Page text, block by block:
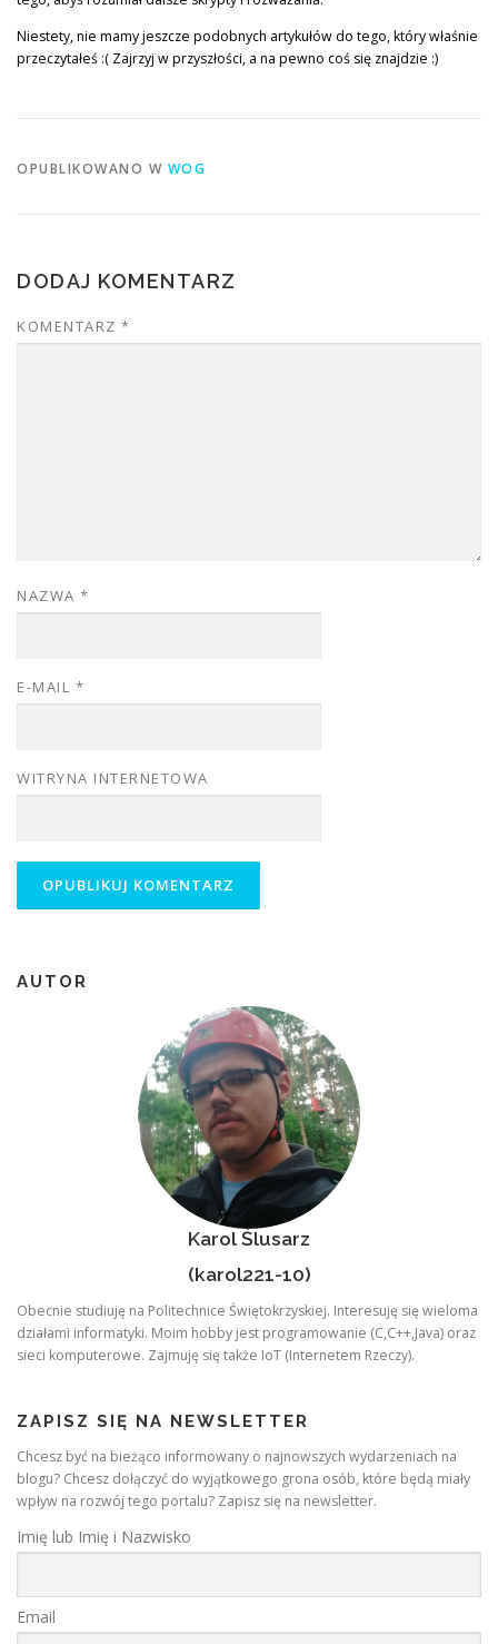
Niestety, nie mamy jeszcze podobnych artykułów do tego, który właśnie
przeczytałeś :( Zajrzyj w przyszłości, a na pewno coś się znajdzie :)
OPUBLIKOWANO W WOG
DODAJ KOMENTARZ
KOMENTARZ *
NAZWA *
E-MAIL *
WITRYNA INTERNETOWA
AUTOR
Karol Ślusarz
(karol221-10)
Obecnie studiuję na Politechnice Świętokrzyskiej. Interesuję się wieloma
działami informatyki. Moim hobby jest programowanie (C,C++,Java) oraz
sieci komputerowe. Zajmuję się także IoT (Internetem Rzeczy).
ZAPISZ SIĘ NA NEWSLETTER
Chcesz być na bieżąco informowany o najnowszych wydarzeniach na
blogu? Chcesz dołączyć do wyjątkowego grona osób, które będą miały
wpływ na rozwój tego portalu? Zapisz się na newsletter.
Imię lub Imię i Nazwisko
Email